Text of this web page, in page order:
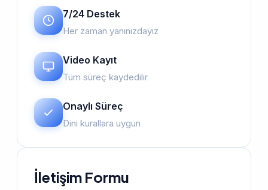
7/24 Destek
Her zaman yanınızdayız
Video Kayıt
Tüm süreç kaydedilir
Onaylı Süreç
Dini kurallara uygun
İletişim Formu